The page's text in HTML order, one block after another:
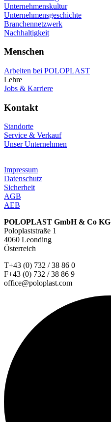
Unternehmenskultur
Unternehmensgeschichte
Branchennetzwerk
Nachhaltigkeit
Menschen
Arbeiten bei POLOPLAST
Lehre
Jobs & Karriere
Kontakt
Standorte
Service & Verkauf
Unser Unternehmen
Impressum
Datenschutz
Sicherheit
AGB
AEB
POLOPLAST GmbH & Co KG
Poloplaststraße 1
4060 Leonding
Österreich
T+43 (0) 732 / 38 86 0
F+43 (0) 732 / 38 86 9
office@poloplast.com